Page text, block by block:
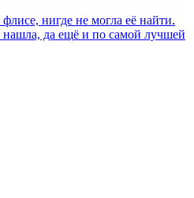
нигде не могла её найти.
нашла, да ещё и по самой лучшей